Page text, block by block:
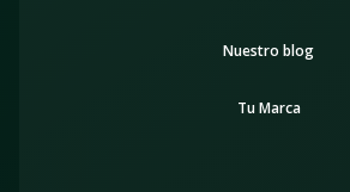
Nuestro blog
Tu Marca